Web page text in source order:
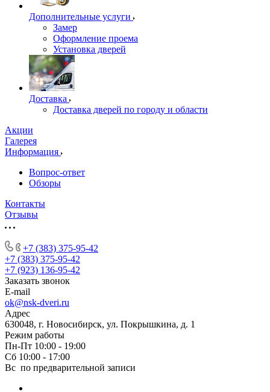
Дополнительные услуги
Замер
Оформление проема
Установка дверей
Доставка
Доставка дверей по городу и области
Акции
Галерея
Информация
Вопрос-ответ
Обзоры
Контакты
Отзывы
+7 (383) 375-95-42
+7 (383) 375-95-42
+7 (923) 136-95-42
Заказать звонок
E-mail
ok@nsk-dveri.ru
Адрес
630048, г. Новосибирск, ул. Покрышкина, д. 1
Режим работы
Пн-Пт 10:00 - 19:00
Сб 10:00 - 17:00
Вс по предварительной записи